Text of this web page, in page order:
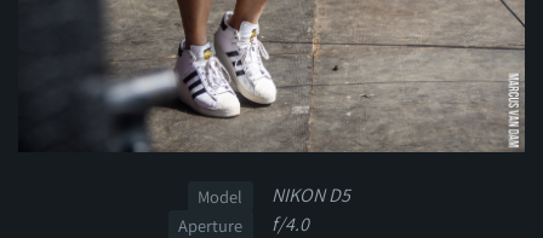
Model NIKON D5
Aperture f/4.0